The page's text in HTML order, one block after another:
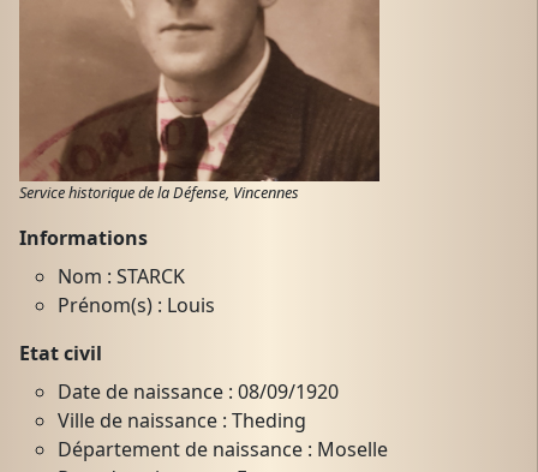
Service historique de la Défense, Vincennes
Informations
Nom : STARCK
Prénom(s) : Louis
Etat civil
Date de naissance : 08/09/1920
Ville de naissance : Theding
Département de naissance : Moselle